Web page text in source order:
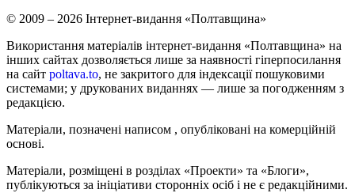
© 2009 – 2026 Інтернет-видання «Полтавщина»
Використання матеріалів інтернет-видання «Полтавщина» на
інших сайтах дозволяється лише за наявності гіперпосилання
на сайт poltava.to, не закритого для індексації пошуковими
системами; у друкованих виданнях — лише за погодженням з
редакцією.
Матеріали, позначені написом , опубліковані на комерційній
основі.
Матеріали, розміщені в розділах «Проекти» та «Блоги»,
публікуються за ініціативи сторонніх осіб і не є редакційними.